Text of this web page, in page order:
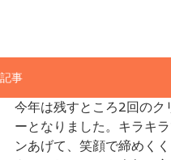
記事
今年は残すところ2回のク
ーとなりました。キラキ
ンあげて、笑顔で締めく